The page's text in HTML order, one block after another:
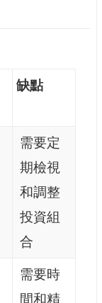
缺點
需要定
期檢視
和調整
投資組
合
需要時
間和精